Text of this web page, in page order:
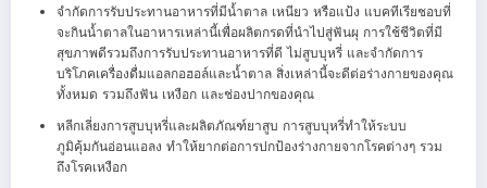
จำกัดการรับประทานอาหารที่มีน้ำตาล เหนียว หรือแป้ง แบคทีเรียชอบที่
จะกินน้ำตาลในอาหารเหล่านี้เพื่อผลิตกรดที่นำไปสู่ฟันผุ การใช้ชีวิตที่มี
สุขภาพดีรวมถึงการรับประทานอาหารที่ดี ไม่สูบบุหรี่ และจำกัดการ
บริโภคเครื่องดื่มแอลกอฮอล์และน้ำตาล สิ่งเหล่านี้จะดีต่อร่างกายของคุณ
ทั้งหมด รวมถึงฟัน เหงือก และช่องปากของคุณ
หลีกเลี่ยงการสูบบุหรี่และผลิตภัณฑ์ยาสูบ การสูบบุหรี่ทำให้ระบบ
ภูมิคุ้มกันอ่อนแอลง ทำให้ยากต่อการปกป้องร่างกายจากโรคต่างๆ รวม
ถึงโรคเหงือก